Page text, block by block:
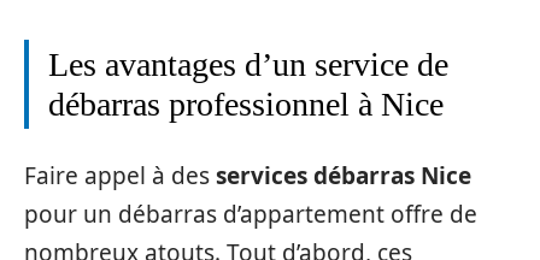
Les avantages d’un service de
débarras professionnel à Nice
Faire appel à desservices débarras Nice
pour un débarras d’appartement offre de
nombreux atouts. Tout d’abord, ces